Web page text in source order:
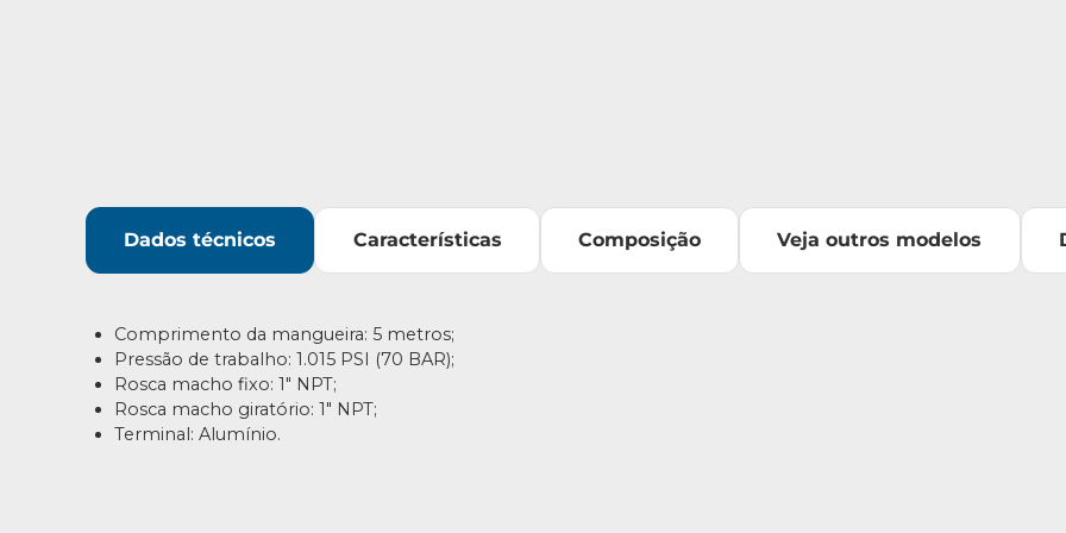
Dados técnicos Características Composição Veja outros modelos
Comprimento da mangueira: 5 metros;
Pressão de trabalho: 1.015 PSI (70 BAR);
Rosca macho fixo: 1″ NPT;
Rosca macho giratório: 1″ NPT;
Terminal: Alumínio.